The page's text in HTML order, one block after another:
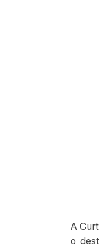
A
o